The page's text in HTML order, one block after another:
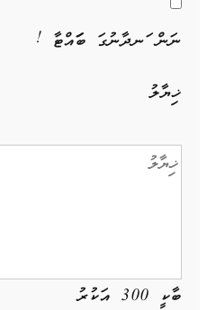
ނަން ހަނދާނުގަ ބަހައްޓާ !
ޚިޔާލު
ބާކީ 300އަކުރު